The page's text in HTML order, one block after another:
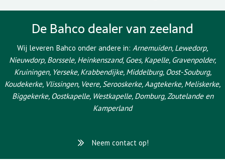
De Bahco dealer van zeeland
Wij leveren Bahco onder andere in: Arnemuiden, Lewedorp,
Nieuwdorp, Borssele, Heinkenszand, Goes, Kapelle, Gravenpolder,
Kruiningen, Yerseke, Krabbendijke, Middelburg, Oost-Souburg,
Koudekerke, Vlissingen, Veere, Serooskerke, Aagtekerke, Meliskerke,
Biggekerke, Oostkapelle, Westkapelle, Domburg, Zoutelande en
Kamperland
Neem contact op!